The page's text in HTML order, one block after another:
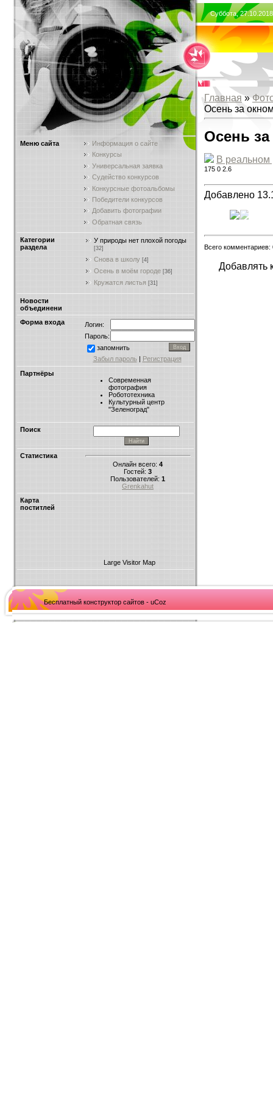
Меню сайта
Информация о сайте
Конкурсы
Универсальная заявка
Судейство конкурсов
Конкурсные фотоальбомы
Победители конкурсов
Добавить фотографии
Обратная связь
Категории
раздела
У природы нет плохой погоды
[32]
Снова в школу [4]
Осень в моём городе [36]
Кружатся листья [31]
Новости
объединени
Форма входа
Логин:
Пароль:
запомнить
Забыл пароль | Регистрация
Партнёры
Современная
фотография
Робототехника
Культурный центр
"Зеленоград"
Поиск
Статистика
Онлайн всего: 4
Гостей: 3
Пользователей: 1
Grenkahut
Карта
поститлей
Large Visitor Map
Суббота,
Главная»
Осень за
Осень
В
175 0 2.6
Добавлено
Всего комментариев:
Добавлять
Бесплатный конструктор сайтов - uCoz